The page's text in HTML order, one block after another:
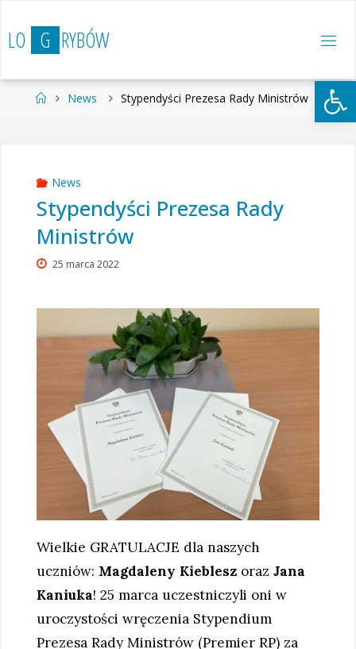
do
treści
LO G RYBÓW
StronaNews Stypendyści Prezesa Rady Ministrów
News
Stypendyści Prezesa Rady
Ministrów
25 marca 2022
Wielkie GRATULACJE dla naszych
uczniów: Magdaleny Kiebleszoraz Jana
Kaniuka! 25 marca uczestniczyli oni w
uroczystości wręczenia Stypendium
Prezesa Rady Ministrów (Premier RP) za